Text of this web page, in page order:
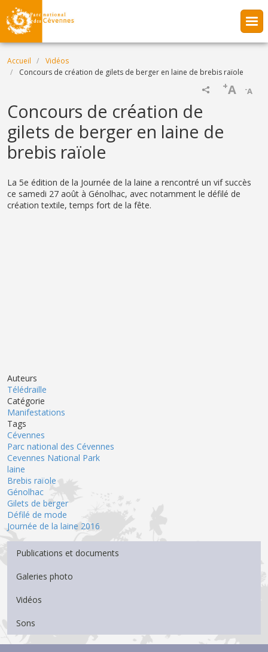
Aller au contenu principal
Fil d'Ariane
Accueil
Vidéos
Concours de création de gilets de berger en laine de brebis raïole
-A
+A
Name
Concours de création de
gilets de berger en laine de
brebis raïole
Description
La 5e édition de la Journée de la laine a rencontré un vif succès
ce samedi 27 août à Génolhac, avec notamment le défilé de
création textile, temps fort de la fête.
Auteurs
Télédraille
Catégorie
Manifestations
Tags
Cévennes
Parc national des Cévennes
Cevennes National Park
laine
Brebis raïole
Génolhac
Gilets de berger
Défilé de mode
Journée de la laine 2016
Menu Médiathèque
Publications et documents
Galeries photo
Vidéos
Sons